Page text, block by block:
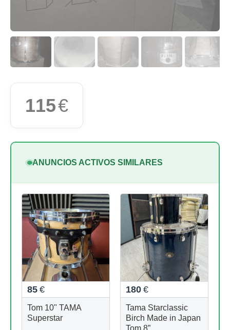
115€
ANUNCIOS ACTIVOS SIMILARES
85 €
Tom 10" TAMA
Superstar
180 €
Tama Starclassic
Birch Made in Japan